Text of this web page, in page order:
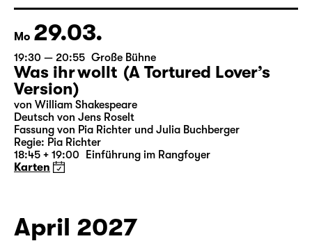
Im Anschluss: „Selfie im Bühnenlicht“
Karten
Mo 29.03.
19:30 — 20:55 Große Bühne
Was ihr wollt (A Tortured Lover’s
Version)
von William Shakespeare
Deutsch von Jens Roselt
Karten